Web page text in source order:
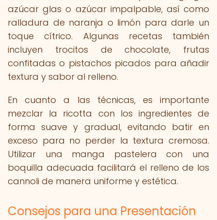
azúcar glas o azúcar impalpable, así como
ralladura de naranja o limón para darle un
toque cítrico. Algunas recetas también
incluyen trocitos de chocolate, frutas
confitadas o pistachos picados para añadir
textura y sabor al relleno.
En cuanto a las técnicas, es importante
mezclar la ricotta con los ingredientes de
forma suave y gradual, evitando batir en
exceso para no perder la textura cremosa.
Utilizar una manga pastelera con una
boquilla adecuada facilitará el relleno de los
cannoli de manera uniforme y estética.
Consejos para una Presentación